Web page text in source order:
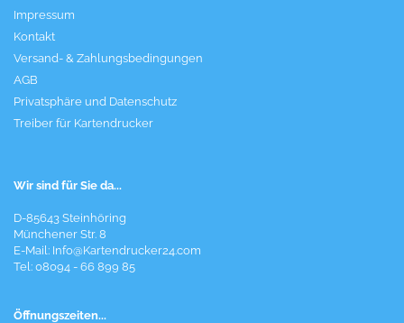
Impressum
Kontakt
Versand- & Zahlungsbedingungen
AGB
Privatsphäre und Datenschutz
Treiber für Kartendrucker
Wir sind für Sie da...
D-85643 Steinhöring
Münchener Str. 8
E-Mail: Info@Kartendrucker24.com
Tel: 08094 - 66 899 85
Öffnungszeiten...